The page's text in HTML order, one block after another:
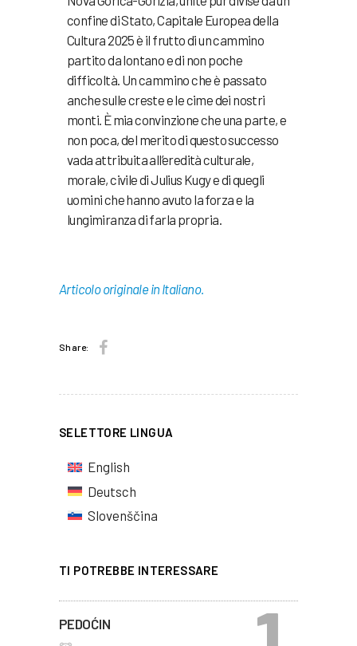
confine di Stato, Capitale Europea della
Cultura 2025 è il frutto di un cammino
partito da lontano e di non poche
difficoltà. Un cammino che è passato
anche sulle creste e le cime dei nostri
monti. È mia convinzione che una parte, e
non poca, del merito di questo successo
vada attribuita all’eredità culturale,
morale, civile di Julius Kugy e di quegli
uomini che hanno avuto la forza e la
lungimiranza di farla propria.
Articolo originale in Italiano.
Share:
SELETTORE LINGUA
English
Deutsch
Slovenščina
TI POTREBBE INTERESSARE
PEDOĆIN